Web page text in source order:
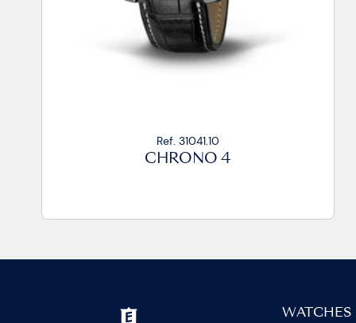
Ref. 31041.4R
CHRONO 4
WATCHES